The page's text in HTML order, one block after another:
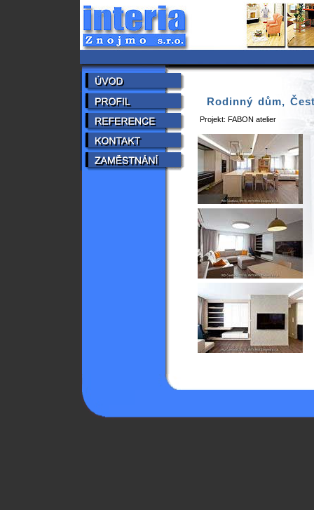
Rodinný dům,
Projekt: FABON atelier